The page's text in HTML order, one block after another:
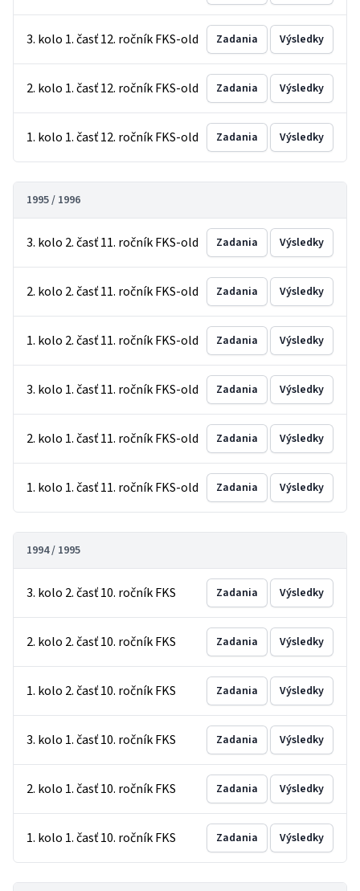
3. kolo 1. časť 12. ročník FKS-old Zadania Výsledky
2. kolo 1. časť 12. ročník FKS-old Zadania Výsledky
1. kolo 1. časť 12. ročník FKS-old Zadania Výsledky
1995 / 1996
3. kolo 2. časť 11. ročník FKS-old Zadania Výsledky
2. kolo 2. časť 11. ročník FKS-old Zadania Výsledky
1. kolo 2. časť 11. ročník FKS-old Zadania Výsledky
3. kolo 1. časť 11. ročník FKS-old Zadania Výsledky
2. kolo 1. časť 11. ročník FKS-old Zadania Výsledky
1. kolo 1. časť 11. ročník FKS-old Zadania Výsledky
1994 / 1995
3. kolo 2. časť 10. ročník FKS Zadania Výsledky
2. kolo 2. časť 10. ročník FKS Zadania Výsledky
1. kolo 2. časť 10. ročník FKS Zadania Výsledky
3. kolo 1. časť 10. ročník FKS Zadania Výsledky
2. kolo 1. časť 10. ročník FKS Zadania Výsledky
1. kolo 1. časť 10. ročník FKS Zadania Výsledky